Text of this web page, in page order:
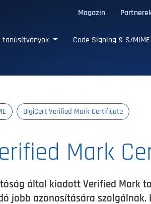
Magazin
tanúsítványok Code Signing & S/MIME
DigiCert Verified Mark Certificate
Mark
által kiadott Verified Mark
jobb azonosítására